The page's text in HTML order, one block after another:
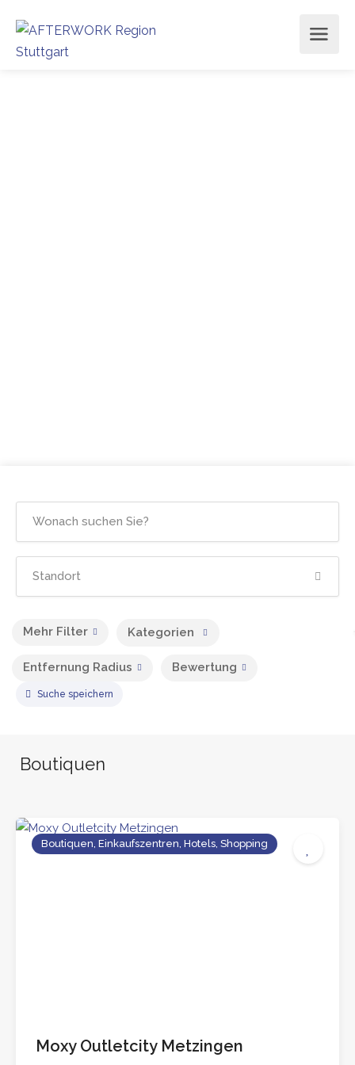
Kategorien
Mehr Filter
Entfernung Radius Bewertung
Suche speichern
Boutiquen
Boutiquen, Einkaufszentren, Hotels, Shopping
Moxy Outletcity Metzingen